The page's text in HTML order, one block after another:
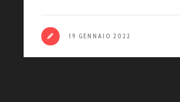
19 GENNAIO 2022